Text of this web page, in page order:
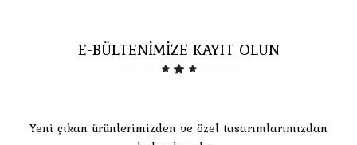
E-BÜLTENİMİZE KAYIT OLUN
Yeni çıkan ürünlerimizden ve özel tasarımlarımızdan